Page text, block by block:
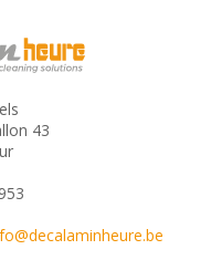
43